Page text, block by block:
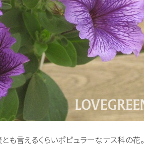
も言えるくらいポピュラーなナス科の花。